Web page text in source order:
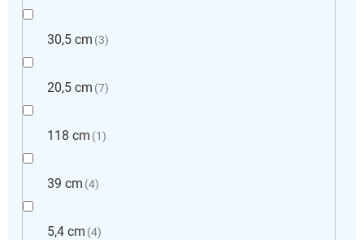
30,5 cm 3
20,5 cm 7
118 cm 1
39 cm 4
5,4 cm 4